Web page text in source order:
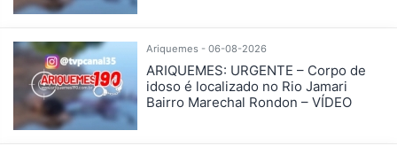
Ariquemes - 06-08-2026
ARIQUEMES: URGENTE – Corpo de
idoso é localizado no Rio Jamari
Bairro Marechal Rondon – VÍDEO